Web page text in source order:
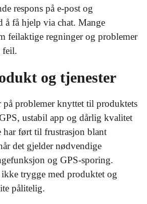
respons på e-post og
å få hjelp via chat. Mange
feilaktige regninger og problemer
feil.
og tjenester
på problemer knyttet til produktets
ustabil app og dårlig kvalitet
har ført til frustrasjon blant
det gjelder nødvendige
og GPS-sporing.
trygge med produktet og
pålitelig.